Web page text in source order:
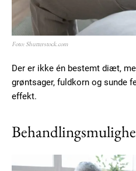
Foto: Shutterstock.com
Der er ikke én bestemt diæt,
grøntsager, fuldkorn og sunde
effekt.